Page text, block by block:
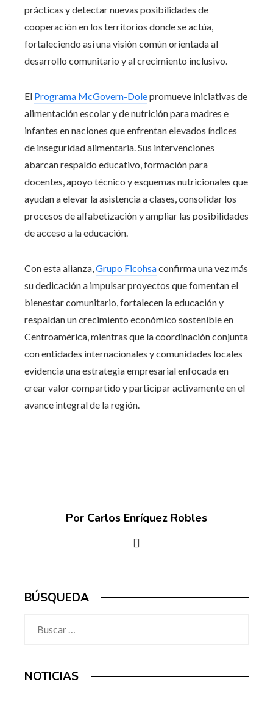
prácticas y detectar nuevas posibilidades de
cooperación en los territorios donde se actúa,
fortaleciendo así una visión común orientada al
desarrollo comunitario y al crecimiento inclusivo.
El Programa McGovern-Dolepromueve iniciativas de
alimentación escolar y de nutrición para madres e
infantes en naciones que enfrentan elevados índices
de inseguridad alimentaria. Sus intervenciones
abarcan respaldo educativo, formación para
docentes, apoyo técnico y esquemas nutricionales que
ayudan a elevar la asistencia a clases, consolidar los
procesos de alfabetización y ampliar las posibilidades
de acceso a la educación.
Con esta alianza,Grupo Ficohsaconfirma una vez más
su dedicación a impulsar proyectos que fomentan el
bienestar comunitario, fortalecen la educación y
respaldan un crecimiento económico sostenible en
Centroamérica, mientras que la coordinación conjunta
con entidades internacionales y comunidades locales
evidencia una estrategia empresarial enfocada en
crear valor compartido y participar activamente en el
avance integral de la región.
Por Carlos Enríquez Robles
BÚSQUEDA
NOTICIAS